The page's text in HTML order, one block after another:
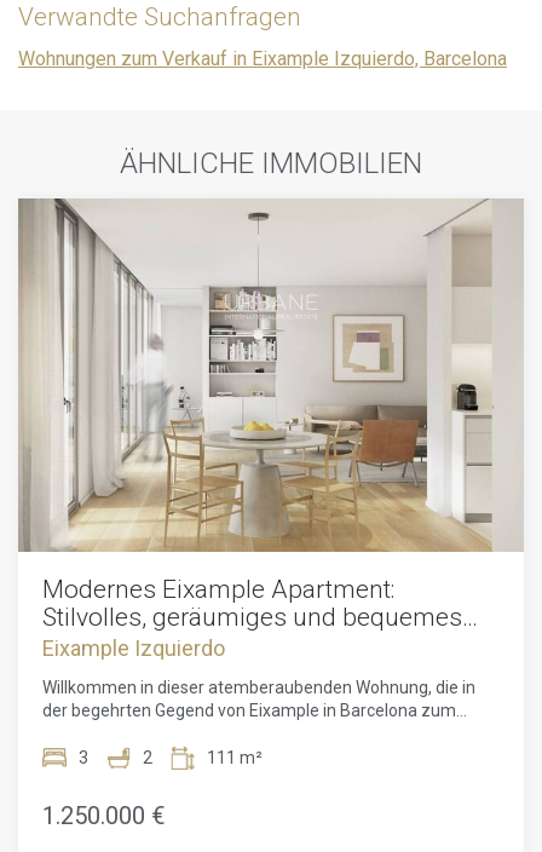
Verwandte Suchanfragen
Wohnungen zum Verkauf in Eixample Izquierdo, Barcelona
ÄHNLICHE IMMOBILIEN
Modernes Eixample Apartment:
Stilvolles, geräumiges und bequemes
Wohnen
Eixample Izquierdo
Willkommen in dieser atemberaubenden Wohnung, die in
der begehrten Gegend von Eixample in Barcelona zum
bemerkenswerte Immobilie über drei Balkone, zwei
Sie das elegant gestaltete Innere dieser Wohnung und
lassen Sie sich von ihrem Charme verzaubern. Die drei
3 2 111 m²
1.250.000 €